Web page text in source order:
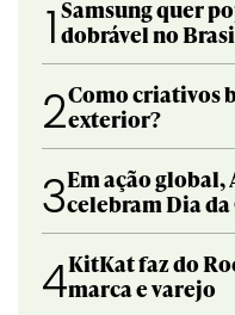
1 Samsung quer
dobrável no
2Como criativos
exterior?
3Em ação global,
celebram Dia
4KitKat faz do
marca e varejo